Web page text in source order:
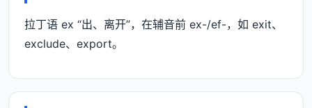
拉丁语 ex “出、离开”，在辅音前 ex-/ef-，如 exit、
exclude、export。